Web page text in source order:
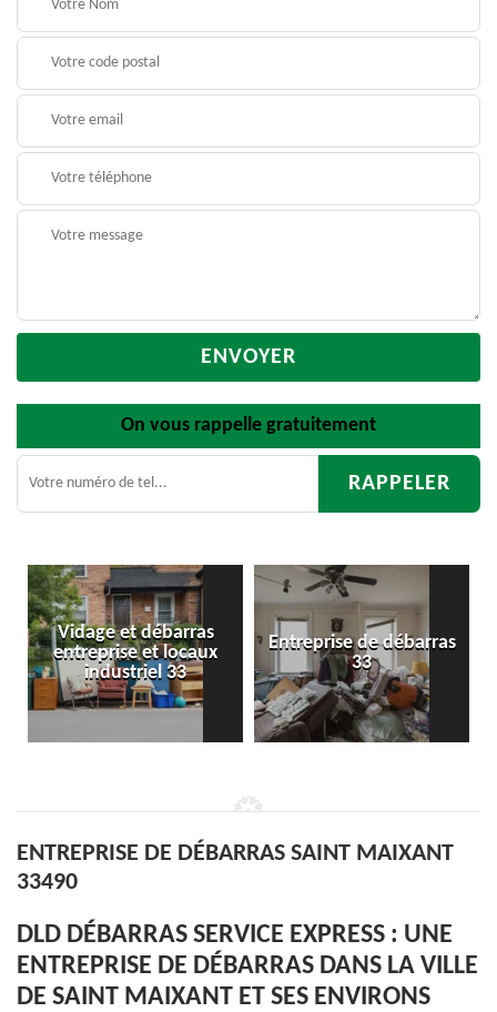
On vous rappelle gratuitement
et débarras
et locaux
33
Entreprise de débarras
ENTREPRISE DE DÉBARRAS SAINT MAIXANT
33490
DLD DÉBARRAS SERVICE EXPRESS : UNE
ENTREPRISE DE DÉBARRAS DANS LA VILLE
DE SAINT MAIXANT ET SES ENVIRONS